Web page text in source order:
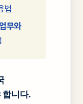
법
무와
합니다.